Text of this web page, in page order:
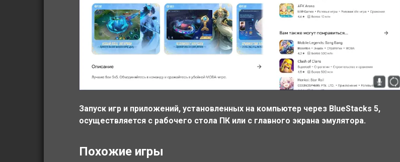
Запуск игр и приложений, установленных на компьютер через BlueStacks 5,
осуществляется с рабочего стола ПК или с главного экрана эмулятора.
Похожие игры